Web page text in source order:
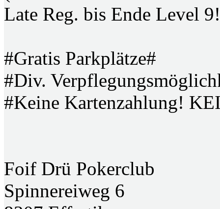
Late Reg. bis Ende Level
#Gratis Parkplätze#
#Div.
#Keine Kartenzahlung!
Foif Drü Pokerclub
Spinnereiweg 6